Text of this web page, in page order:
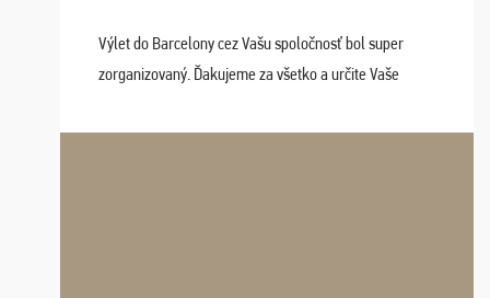
Výlet do Barcelony cez Vašu spoločnosť bol super
zorganizovaný. Ďakujeme za všetko a určite Vaše